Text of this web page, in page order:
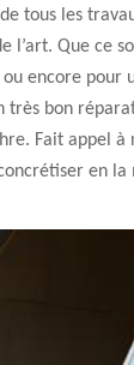
tous les
l’art. Que ce
encore pour
très bon
Fait appel
en la